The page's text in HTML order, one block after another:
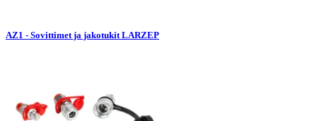
AZ1 - Sovittimet ja jakotukit LARZEP